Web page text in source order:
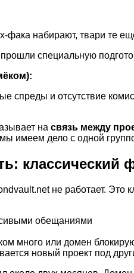
фака набирают, твари те
специальную
спреды и отсутствие
на связь между
имеем дело с одной
классический
не работает.
обещаниями
много или домен
новый проект под